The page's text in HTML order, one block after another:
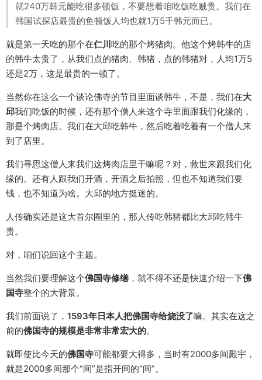
就240万韩元能吃很多顿饭，不要想着咱吃饭吃贼贵。我们在
韩国试探店最贵的鱼顿饭人均也就1万5千韩元而已。
就是第一天吃的那个在仁川 吃的那个烤猪肉。他这个烤韩牛的店
的韩牛太贵了，从我们点的猪肉、韩猪，点的韩猪对，人均1万5
还是2万，这是最贵的一顿了。
当然你在这么一个谈论佛寺的节目里面谈韩牛，不是，我们在大
邱我们吃饭的时候，还有那个僧人来这个寺里面跟我们化缘的，
那是个烤肉店。我们在大邱吃韩牛，然后吃着吃着有一个僧人来
到了店里。
我们寻思这僧人来我们这烤肉店里干嘛呢？对，救世来跟我们化
缘的。还有人跟我们开酒，开酒之后拍照，但也不知道我们要
钱，也不知道为啥。大邱的地方挺迷的。
人传确实还是这大首尔圈里的，那人传吃韩猪都比大邱吃韩牛
贵。
对，咱们说回这个主题。
当然我们要理解这个佛国寺修缮，就不得不还是快速介绍一下佛
国寺整个的大背景。
我们前面说了， 1593年日本人把佛国寺给烧没了嘛。其实在这之
前的佛国寺的规模是非常非常宏大的。
就即使比今天的佛国寺可能都要大得多，当时有2000多间殿宇，
就是2000多间那个“间”是指开间的“间”。